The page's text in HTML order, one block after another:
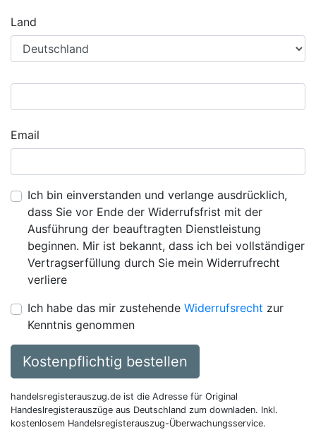
Land
Email
Ich bin einverstanden und verlange ausdrücklich,
dass Sie vor Ende der Widerrufsfrist mit der
Ausführung der beauftragten Dienstleistung
beginnen. Mir ist bekannt, dass ich bei vollständiger
Vertragserfüllung durch Sie mein Widerrufrecht
verliere
Ich habe das mir zustehende Widerrufsrecht zur
Kenntnis genommen
Kostenpflichtig bestellen
handelsregisterauszug.de ist die Adresse für Original
Handeslregisterauszüge aus Deutschland zum downladen. Inkl.
kostenlosem Handelsregisterauszug-Überwachungsservice.